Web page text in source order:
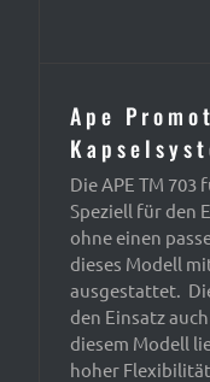
Ape
Die APE TM
Speziell für den
ohne einen
dieses Modell
ausgestattet.
den Einsatz
diesem Modell
hoher